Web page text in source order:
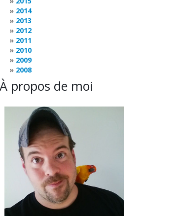
2014
2013
2012
2011
2010
2009
2008
À propos de moi